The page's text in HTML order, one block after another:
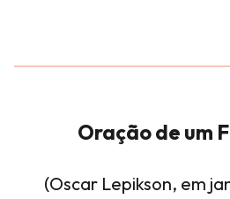
Oração de um
(Oscar Lepikson, em